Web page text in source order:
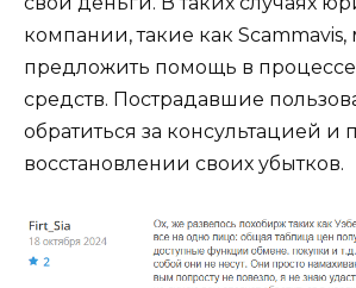
компании, такие как Scammavis,
предложить помощь в процессе
средств. Пострадавшие
обратиться за консультацией
восстановлении своих убытков.